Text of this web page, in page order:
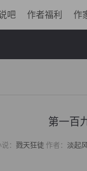
吧 作者福利 作
第一百
： 戮天狂徒作者： 淡起